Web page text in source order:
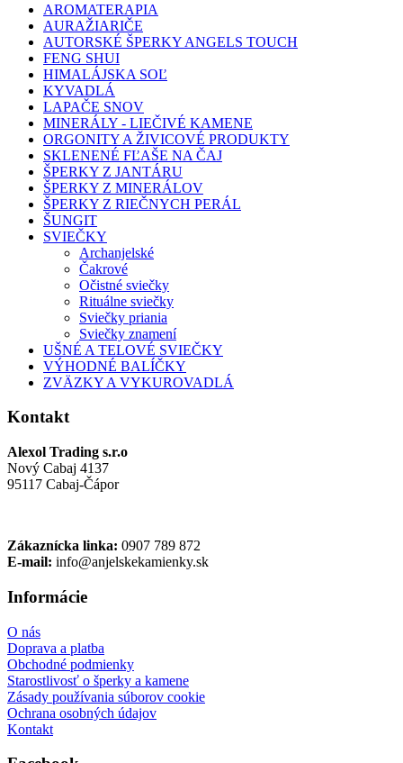
AROMATERAPIA
AURAŽIARIČE
AUTORSKÉ ŠPERKY ANGELS TOUCH
FENG SHUI
HIMALÁJSKA SOĽ
KYVADLÁ
LAPAČE SNOV
MINERÁLY - LIEČIVÉ KAMENE
ORGONITY A ŽIVICOVÉ PRODUKTY
SKLENENÉ FĽAŠE NA ČAJ
ŠPERKY Z JANTÁRU
ŠPERKY Z MINERÁLOV
ŠPERKY Z RIEČNYCH PERÁL
ŠUNGIT
SVIEČKY
Archanjelské
Čakrové
Očistné sviečky
Rituálne sviečky
Sviečky priania
Sviečky znamení
UŠNÉ A TELOVÉ SVIEČKY
VÝHODNÉ BALÍČKY
ZVÄZKY A VYKUROVADLÁ
Kontakt
Alexol Trading s.r.o
Nový Cabaj 4137
95117 Cabaj-Čápor
Zákaznícka linka: 0907 789 872
E-mail: info@anjelskekamienky.sk
Informácie
O nás
Doprava a platba
Obchodné podmienky
Starostlivosť o šperky a kamene
Zásady používania súborov cookie
Ochrana osobných údajov
Kontakt